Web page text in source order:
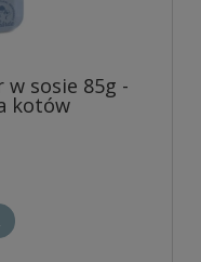
sosie 85g -
kotów